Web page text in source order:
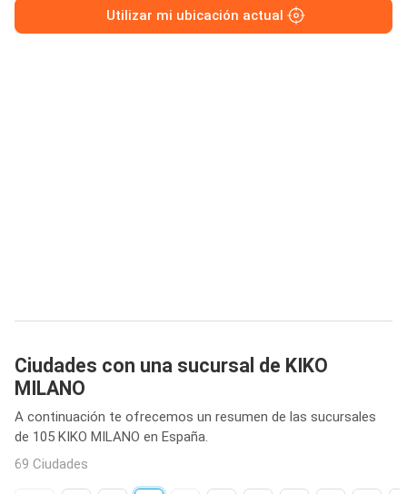
Utilizar mi ubicación actual
Ciudades con una sucursal de KIKO
MILANO
A continuación te ofrecemos un resumen de las sucursales
de 105 KIKO MILANO en España.
69 Ciudades